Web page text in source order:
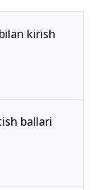
kirish
ballari